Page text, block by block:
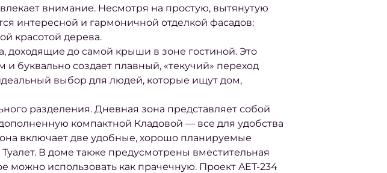
внимание. Несмотря на простую, вытянутую
интересной и гармоничной отделкой фасадов:
красотой дерева.
доходящие до самой крыши в зоне гостиной. Это
буквально создает плавный, «текучий» переход
выбор для людей, которые ищут дом,
разделения. Дневная зона представляет собой
компактной Кладовой — все для удобства
включает две удобные, хорошо планируемые
В доме также предусмотрены вместительная
использовать как прачечную. Проект AET-234